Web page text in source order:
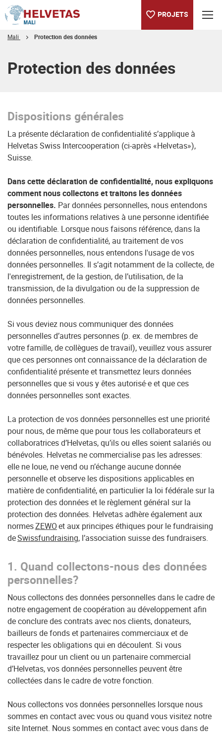
PROJETS
Mali Protection des données
Protection des données
Dispositions générales
La présente déclaration de confidentialité s’applique à
Helvetas Swiss Intercooperation (ci-après «Helvetas»),
Suisse.
Dans cette déclaration de confidentialité, nous expliquons
comment nous collectons et traitons les données
personnelles. Par données personnelles, nous entendons
toutes les informations relatives à une personne identifiée
ou identifiable. Lorsque nous faisons référence, dans la
déclaration de confidentialité, au traitement de vos
données personnelles, nous entendons l'usage de vos
données personnelles. Il s’agit notamment de la collecte, de
l'enregistrement, de la gestion, de l’utilisation, de la
transmission, de la divulgation ou de la suppression de
données personnelles.
Si vous deviez nous communiquer des données
personnelles d’autres personnes (p. ex. de membres de
votre famille, de collègues de travail), veuillez vous assurer
que ces personnes ont connaissance de la déclaration de
confidentialité présente et transmettez leurs données
personnelles que si vous y êtes autorisé·e et que ces
données personnelles sont exactes.
La protection de vos données personnelles est une priorité
pour nous, de même que pour tous les collaborateurs et
collaboratrices d’Helvetas, qu’ils ou elles soient salariés ou
bénévoles. Helvetas ne commercialise pas les adresses:
elle ne loue, ne vend ou n’échange aucune donnée
personnelle et observe les dispositions applicables en
matière de confidentialité, en particulier la loi fédérale sur la
protection des données et le règlement général sur la
protection des données. Helvetas adhère également aux
normesZEWOet aux principes éthiques pour le fundraising
deSwissfundraising, l’association suisse des fundraisers.
1. Quand collectons-nous des données
personnelles?
Nous collectons des données personnelles dans le cadre de
notre engagement de coopération au développement afin
de conclure des contrats avec nos clients, donateurs,
bailleurs de fonds et partenaires commerciaux et de
respecter les obligations qui en découlent. Si vous
travaillez pour un client ou un partenaire commercial
d’Helvetas, vos données personnelles peuvent être
collectées dans le cadre de votre fonction.
Nous collectons vos données personnelles lorsque nous
sommes en contact avec vous ou quand vous visitez notre
site Internet. Nous sommes en contact avec vous dans de